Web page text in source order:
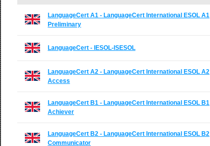
LanguageCert A1 - LanguageCert International ESOL A1
Preliminary
LanguageCert - IESOL-ISESOL
LanguageCert A2 - LanguageCert International ESOL A2
Access
LanguageCert B1 - LanguageCert International ESOL B1
Achiever
LanguageCert B2 - LanguageCert International ESOL B2
Communicator